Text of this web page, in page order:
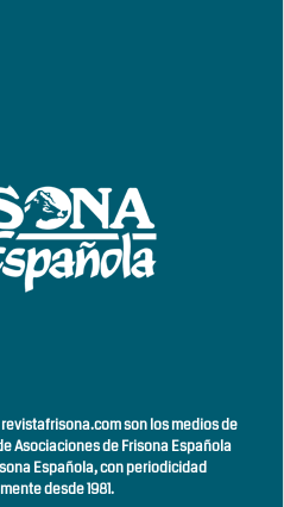
son los medios de
Asociaciones de Frisona Española
Española, conperiodicidad
desde 1981.